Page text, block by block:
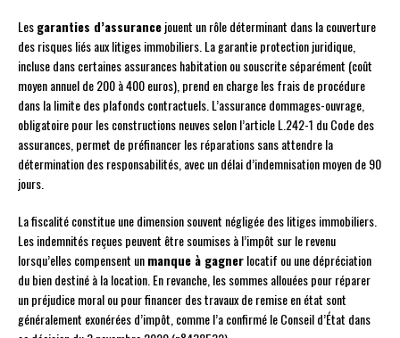
Lesgaranties d’assurancejouent un rôle déterminant dans la couverture
des risques liés aux litiges immobiliers. La garantie protection juridique,
incluse dans certaines assurances habitation ou souscrite séparément (coût
moyen annuel de 200 à 400 euros), prend en charge les frais de procédure
dans la limite des plafonds contractuels. L’assurance dommages-ouvrage,
obligatoire pour les constructions neuves selon l’article L.242-1 du Code des
assurances, permet de préfinancer les réparations sans attendre la
détermination des responsabilités, avec un délai d’indemnisation moyen de 90
jours.
La fiscalité constitue une dimension souvent négligée des litiges immobiliers.
Les indemnités reçues peuvent être soumises à l’impôt sur le revenu
lorsqu’elles compensent unmanque à gagnerlocatif ou une dépréciation
du bien destiné à la location. En revanche, les sommes allouées pour réparer
un préjudice moral ou pour financer des travaux de remise en état sont
généralement exonérées d’impôt, comme l’a confirmé le Conseil d’État dans